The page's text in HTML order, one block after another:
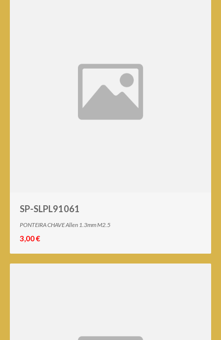
SP-SLPL91061
PONTEIRA CHAVE Allen 1.3mm M2.5
3,00 €